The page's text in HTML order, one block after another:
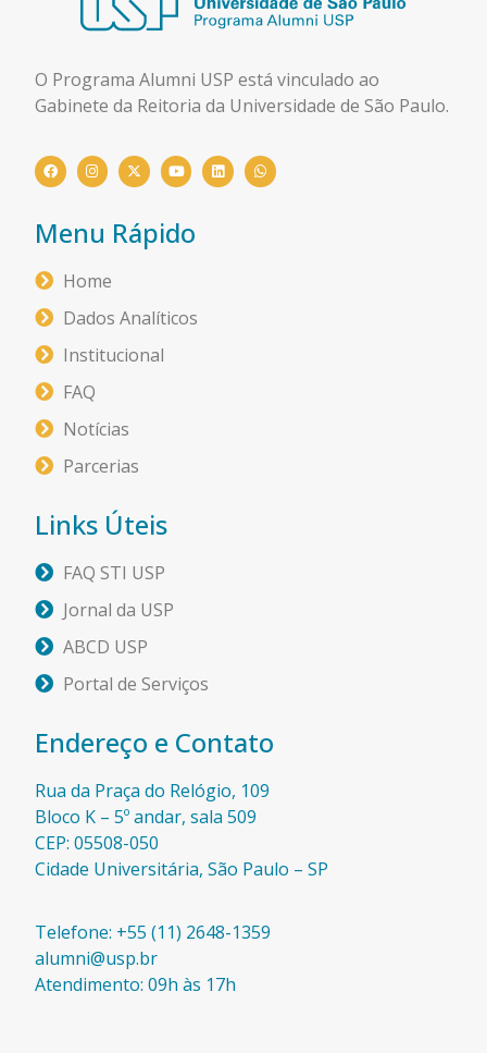
O Programa Alumni USP está vinculado ao
Gabinete da Reitoria da Universidade de São Paulo.
Menu Rápido
Home
Dados Analíticos
Institucional
FAQ
Notícias
Parcerias
Links Úteis
FAQ STI USP
Jornal da USP
ABCD USP
Portal de Serviços
Endereço e Contato
Rua da Praça do Relógio, 109
Bloco K – 5º andar, sala 509
CEP: 05508-050
Cidade Universitária, São Paulo – SP​
Telefone: +55 (11) 2648-1359
alumni@usp.br
Atendimento: 09h às 17h